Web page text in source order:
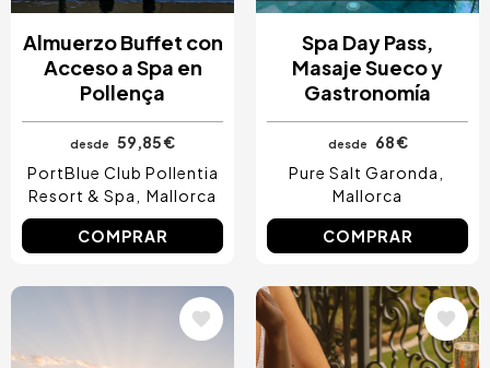
Almuerzo Buffet con
Acceso a Spa en
Pollença
desde
59,85 €
PortBlue Club Pollentia
Resort & Spa
Mallorca
COMPRAR
Spa Day Pass,
Masaje Sueco y
Gastronomía
desde
68 €
Pure Salt Garonda
Mallorca
COMPRAR
Image Image